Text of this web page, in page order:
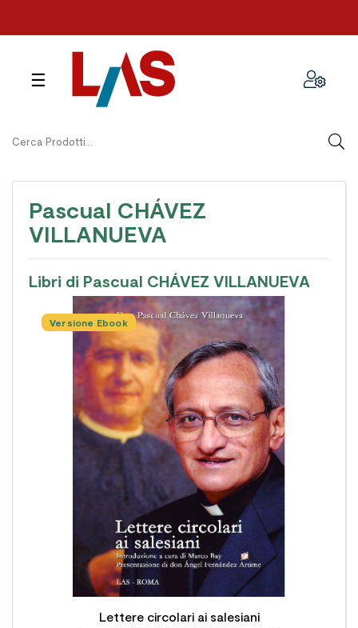
navigazione
☰
Pascual CHÁVEZ
VILLANUEVA
Libri di Pascual CHÁVEZ VILLANUEVA
Versione Ebook
Lettere circolari ai salesiani